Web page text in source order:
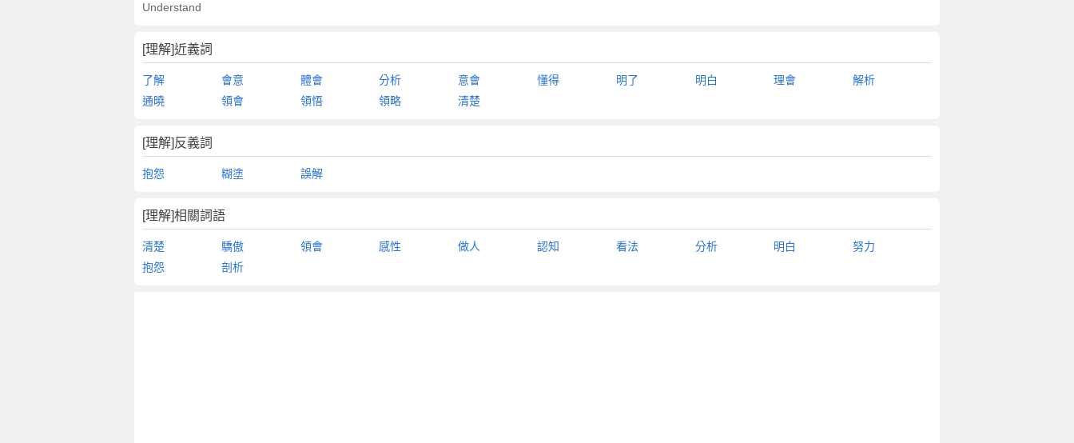
Understand
[理解]近義詞
了解 會意 體會 分析 意會 懂得 明了 明白 理會
解析
通曉
領會 領悟 領略 清楚
[理解]反義詞
抱怨 糊塗 誤解
[理解]相關詞語
清楚 驕傲 領會 感性 做人 認知 看法 分析 明白
努力
抱怨
剖析